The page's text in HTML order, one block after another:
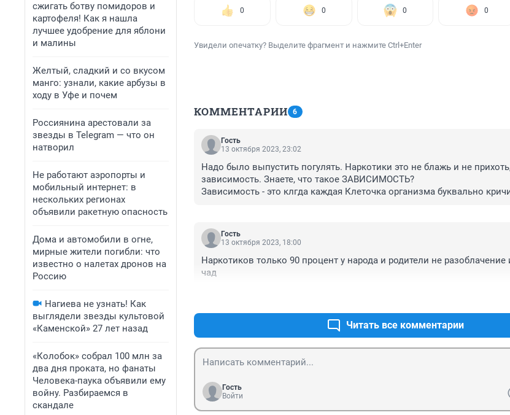
сжигать ботву помидоров и
картофеля! Как я нашла
лучшее удобрение для яблони
и малины
Желтый, сладкий и со вкусом
манго: узнали, какие арбузы в
ходу в Уфе и почем
Россиянина арестовали за
звезды в Telegram — что он
натворил
Не работают аэропорты и
мобильный интернет: в
нескольких регионах
объявили ракетную опасность
Дома и автомобили в огне,
мирные жители погибли: что
известно о налетах дронов на
Россию
Нагиева не узнать! Как
выглядели звезды культовой
«Каменской» 27 лет назад
«Колобок» собрал 100 млн за
два дня проката, но фанаты
Человека-паука объявили ему
войну. Разбираемся в
скандале
0 0 0 0
Увидели опечатку? Выделите фрагмент и нажмите Ctrl+Enter
КОММЕНТАРИИ 6
Гость
13 октября 2023, 23:02
Надо было выпустить погулять. Наркотики это не блажь и не
зависимость. Знаете, что такое ЗАВИСИМОСТЬ?
Зависимость - это клгда каждая Клеточка организма буквально
Гость
13 октября 2023, 18:00
Наркотиков только 90 процент у народа и родители не
чад
Читать все комментарии
Гость
Войти